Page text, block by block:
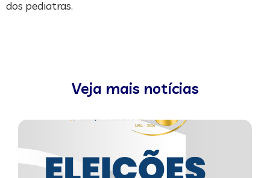
dos pediatras.
Veja mais notícias